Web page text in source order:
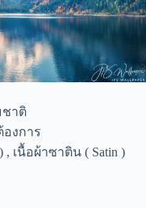
ชาติ
งการ
, เนื้อผ้าซาติน ( Satin )